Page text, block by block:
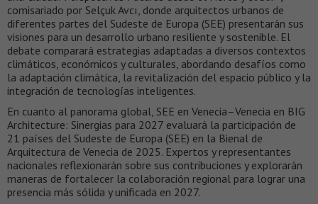
comisariado por Selçuk Avcı, donde arquitectos urbanos de
diferentes partes del Sudeste de Europa (SEE) presentarán sus
visiones para un desarrollo urbano resiliente y sostenible. El
debate comparará estrategias adaptadas a diversos contextos
climáticos, económicos y culturales, abordando desafíos como
la adaptación climática, la revitalización del espacio público y la
integración de tecnologías inteligentes.
En cuanto al panorama global, SEE en Venecia–Venecia en BIG
Architecture: Sinergias para 2027 evaluará la participación de
21 países del Sudeste de Europa (SEE) en la Bienal de
Arquitectura de Venecia de 2025. Expertos y representantes
nacionales reflexionarán sobre sus contribuciones y explorarán
maneras de fortalecer la colaboración regional para lograr una
presencia más sólida y unificada en 2027.